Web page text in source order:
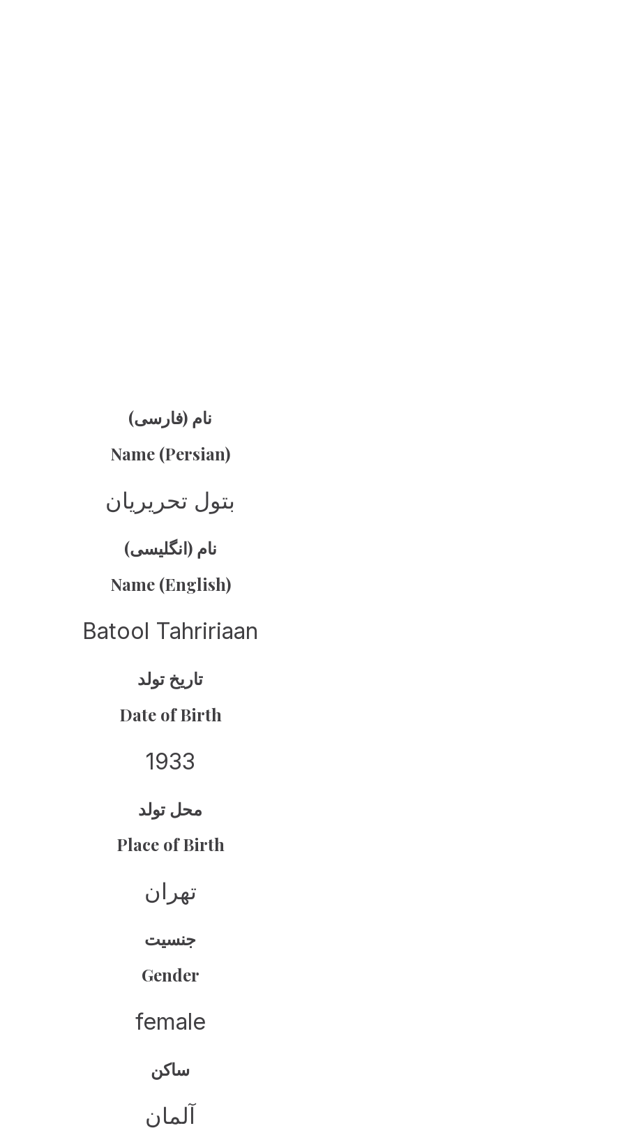
نام (فارسی)
Name (Persian)
بتول تحریریان
نام (انگلیسی)
Name (English)
Batool Tahririaan
تاریخ تولد
Date of Birth
1933
محل تولد
Place of Birth
تهران
جنسیت
Gender
female
ساکن
آلمان